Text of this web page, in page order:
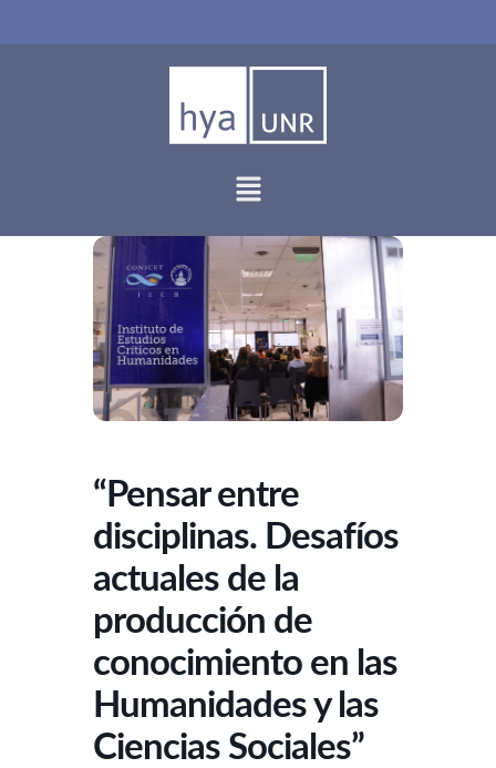
“Pensar entre
disciplinas. Desafíos
actuales de la
producción de
conocimiento en las
Humanidades y las
Ciencias Sociales”